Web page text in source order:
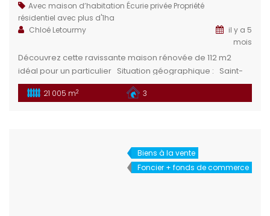
Avec maison d’habitation Écurie privée Propriété
résidentiel avec plus d'1ha
Chloé Letourmy
il y a 5
mois
Découvrez cette ravissante maison rénovée de 112 m2
idéal pour un particulier Situation géographique : Saint-
Martin-de-l’Ars est une commune située dans le
département de la Vienne, dans la région Nouvelle-
21 005 m2 3
Biens à la vente
Foncier + fonds de commerce